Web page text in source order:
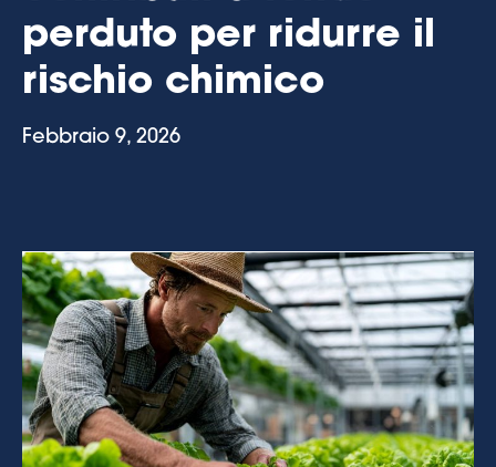
perduto per ridurre il
rischio chimico
Febbraio 9, 2026